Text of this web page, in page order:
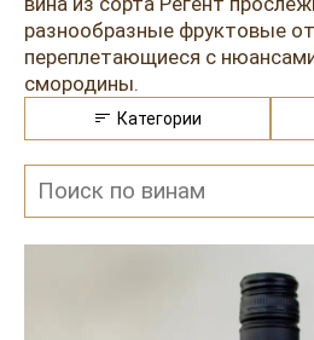
разнообразные фруктовые
переплетающиеся с
смородины.
Категории